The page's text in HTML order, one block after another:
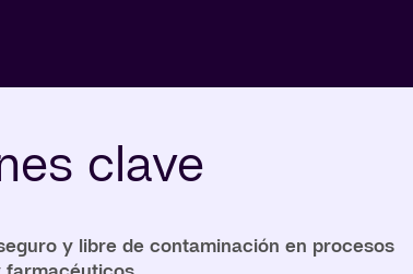
clave
y libre de contaminación en procesos